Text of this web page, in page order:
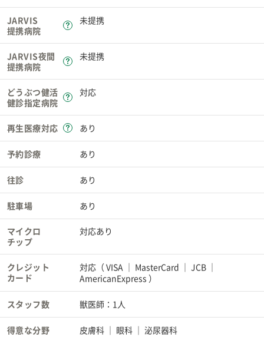
JARVIS
提携病院
未提携
JARVIS夜間
提携病院
未提携
どうぶつ健活
健診指定病院
対応
再生医療対応 あり
予約診療 あり
往診 あり
駐車場 あり
マイクロ
チップ
対応あり
クレジット
カード
対応（VISA MasterCard
JCB
AmericanExpress ）
スタッフ数 獣医師：1人
得意な分野 皮膚科 眼科 泌尿器科